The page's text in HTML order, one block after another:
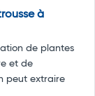
à
de plantes
et de
peut extraire